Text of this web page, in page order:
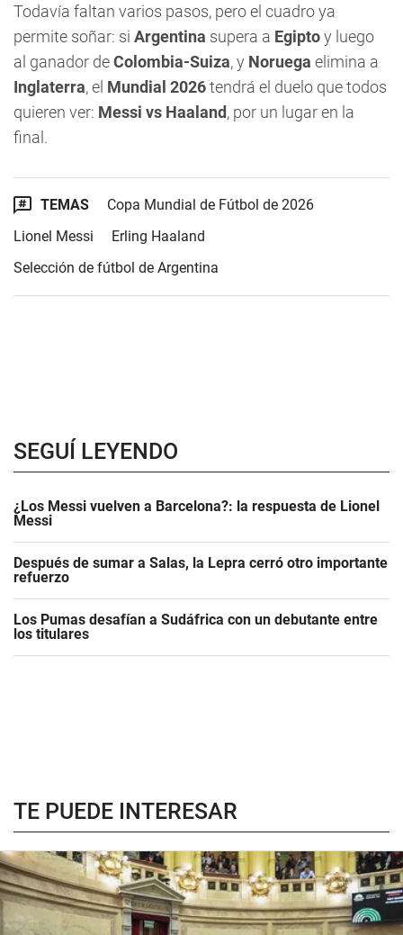
Todavía faltan varios pasos, pero el cuadro ya
permite soñar: si Argentina supera a Egiptoy luego
al ganador deColombia-Suiza, y Noruega elimina a
Inglaterra, el Mundial 2026tendrá el duelo que todos
quieren ver: Messi vs Haaland, por un lugar en la
final.
TEMAS
Copa Mundial de Fútbol de 2026
Lionel Messi
Erling Haaland
Selección de fútbol de Argentina
SEGUÍ LEYENDO
¿Los Messi vuelven a Barcelona?: la respuesta de Lionel
Messi
Después de sumar a Salas, la Lepra cerró otro importante
refuerzo
Los Pumas desafían a Sudáfrica con un debutante entre
los titulares
TE PUEDE INTERESAR